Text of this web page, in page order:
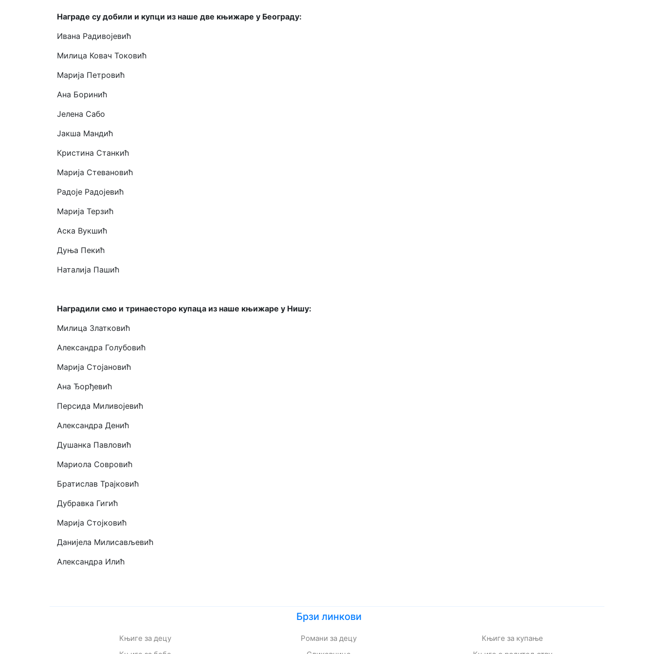
Награде су добили и купци из наше две књижаре у Београду:
Ивана Радивојевић
Милица Ковач Токовић
Марија Петровић
Ана Боринић
Јелена Сабо
Јакша Мандић
Кристина Станкић
Марија Стевановић
Радоје Радојевић
Марија Терзић
Аска Вукшић
Дуња Пекић
Наталија Пашић
Наградили смо и тринаесторо купаца из наше књижаре у Нишу:
Милица Златковић
Александра Голубовић
Марија Стојановић
Ана Ђорђевић
Персида Миливојевић
Александра Денић
Душанка Павловић
Мариола Совровић
Братислав Трајковић
Дубравка Гигић
Марија Стојковић
Данијела Милисављевић
Александра Илић
Брзи линкови
Књиге за децу
Романи за децу
Књиге за купање